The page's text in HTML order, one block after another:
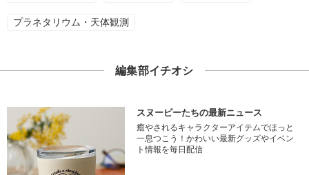
プラネタリウム・天体観測
編集部イチオシ
スヌーピーたちの最新ニュース
癒やされるキャラクターアイテムでほっと
一息つこう！かわいい最新グッズやイベン
ト情報を毎日配信